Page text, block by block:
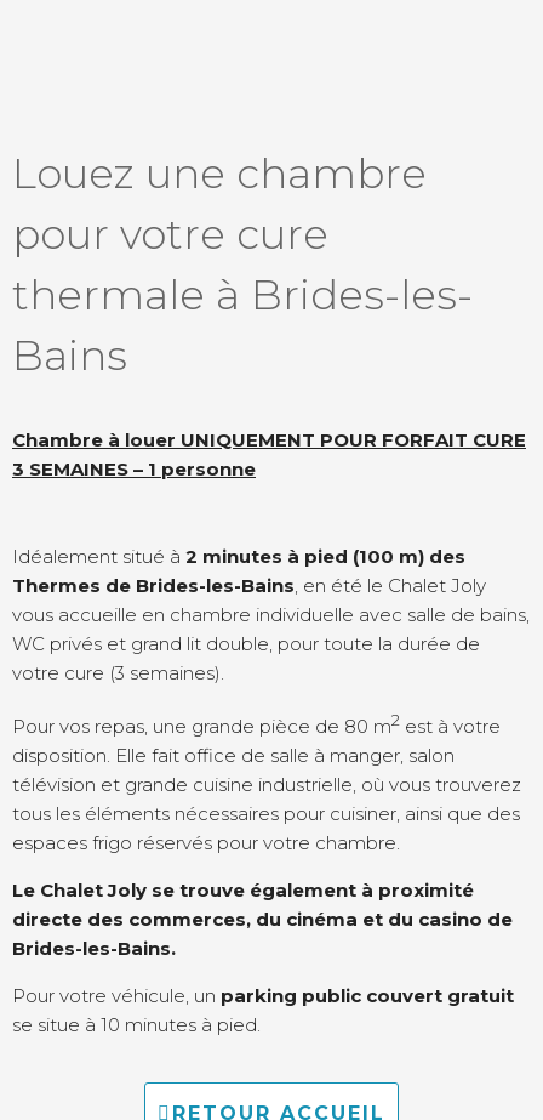
Louez une chambre
pour votre cure
thermale à Brides-les-
Bains
Chambre à louer UNIQUEMENT POUR FORFAIT CURE
3 SEMAINES – 1 personne
Idéalement situé à 2 minutes à pied (100 m) des
Thermes de Brides-les-Bains, en été le Chalet Joly
vous accueille en chambre individuelle avec salle de bains,
WC privés et grand lit double, pour toute la durée de
votre cure (3 semaines).
Pour vos repas, une grande pièce de 80 m2 est à votre
disposition. Elle fait office de salle à manger, salon
télévision et grande cuisine industrielle, où vous trouverez
tous les éléments nécessaires pour cuisiner, ainsi que des
espaces frigo réservés pour votre chambre.
Le Chalet Joly se trouve également à proximité
directe des commerces, du cinéma et du casino de
Brides-les-Bains.
Pour votre véhicule, un parking public couvert gratuit
se situe à 10 minutes à pied.
RETOUR ACCUEIL